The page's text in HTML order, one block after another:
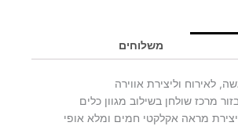
משלוחים
לאירוח וליצירת אווירה
מרכז שולחן בשילוב מגוון כלים
מראה אקלקטי חמים ומלא אופי